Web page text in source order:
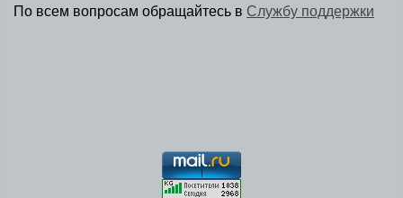
По всем вопросам обращайтесь в Службу поддержки